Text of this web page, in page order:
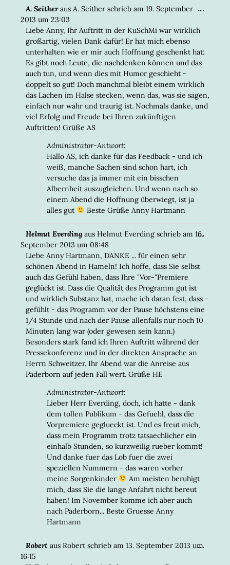
A. Seitheraus A. Seither schrieb am 19. September
2013 um 23:03
Liebe Anny, Ihr Auftritt in der KuSchMi war wirklich
großartig, vielen Dank dafür! Er hat mich ebenso
unterhalten wie er mir auch Hoffnung geschenkt hat:
Es gibt noch Leute, die nachdenken können und das
auch tun, und wenn dies mit Humor geschieht -
doppelt so gut! Doch manchmal bleibt einem wirklich
das Lachen im Halse stecken, wenn das, was sie sagen,
einfach nur wahr und traurig ist. Nochmals danke, und
viel Erfolg und Freude bei Ihren zukünftigen
Auftritten! Grüße AS
Administrator-Antwort:
Hallo AS, ich danke für das Feedback - und ich
weiß, manche Sachen sind schon hart, ich
versuche das ja immer mit ein bisschen
Albernheit auszugleichen. Und wenn nach so
einem Abend die Hoffnung überwiegt, ist ja
alles gut
Beste Grüße Anny Hartmann
...DIESE
Helmut Everding aus Helmut Everding schrieb am 16.
September 2013 um 08:48
Liebe Anny Hartmann, DANKE ... für einen sehr
schönen Abend in Hameln! Ich hoffe, dass Sie selbst
auch das Gefühl haben, dass Ihre "Vor-"Premiere
geglückt ist. Dass die Qualität des Programm gut ist
und wirklich Substanz hat, mache ich daran fest, dass -
gefühlt - das Programm vor der Pause höchstens eine
1/4 Stunde und nach der Pause allenfalls nur noch 10
Minuten lang war (oder gewesen sein kann.)
Besonders stark fand ich Ihren Auftritt während der
Pressekonferenz und in der direkten Ansprache an
Herrn Schweitzer. Ihr Abend war die Anreise aus
Paderborn auf jeden Fall wert. Grüße HE
Administrator-Antwort:
Lieber Herr Everding, doch, ich hatte - dank
dem tollen Publikum - das Gefuehl, dass die
Vorpremiere geglueckt ist. Und es freut mich,
dass mein Programm trotz tatsaechlicher ein
einhalb Stunden, so kurzweilig rueber kommt!
Und danke fuer das Lob fuer die zwei
speziellen Nummern - das waren vorher
meine Sorgenkinder
Am meisten beruhigt
mich, dass Sie die lange Anfahrt nicht bereut
haben! Im November komme ich aber auch
nach Paderborn... Beste Gruesse Anny
Hartmann
...DIESE
Robert aus Robert schrieb am 13. September 2013 um
16:15
...DIESE